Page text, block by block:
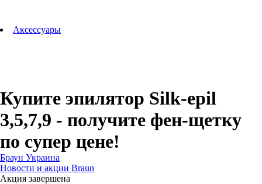
Аксессуары
Купите эпилятор Silk-epil
3,5,7,9 - получите фен-щетку
по супер цене!
Браун Украина
Новости и акции Braun
Акция завершена